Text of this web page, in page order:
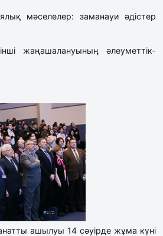
мәселелер: заманауи әдістер
жаңашалануының әлеуметтік-
ашылуы 14 сәуірде жұма күні